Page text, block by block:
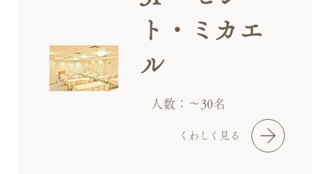
ト・ミカエ
ル
人数：～30名
くわしく見る